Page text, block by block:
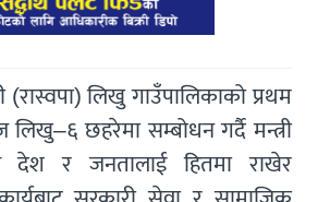
(रास्वपा) लिखु गाउँपालिकाको प्रथम
छहरेमा सम्बोधन गर्दै मन्त्री
देश र जनतालाई हितमा राखेर